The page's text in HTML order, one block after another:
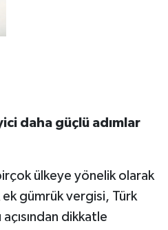
daha güçlü adımlar
ülkeye yönelik olarak
ek gümrük vergisi, Türk
dikkatle